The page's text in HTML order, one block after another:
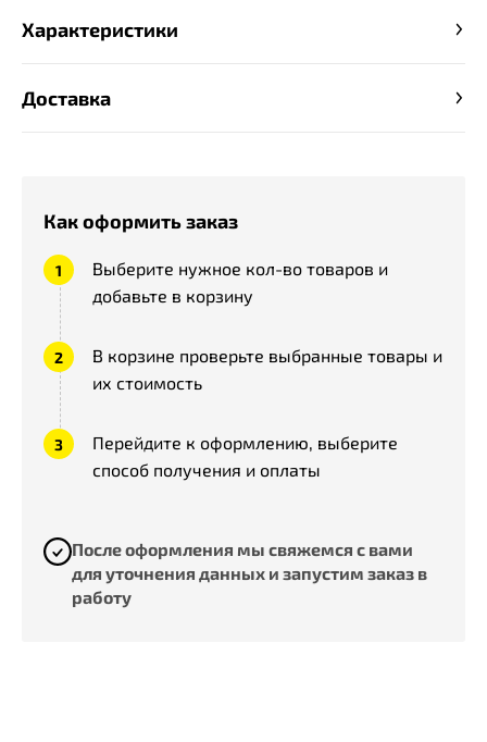
Как оформить заказ
Выберите нужное кол-во товаров и
добавьте в корзину
В корзине проверьте выбранные товары и
их стоимость
Перейдите к оформлению, выберите
способ получения и оплаты
После оформления мы свяжемся с вами
для уточнения данных и запустим заказ в
работу
Характеристики
Доставка